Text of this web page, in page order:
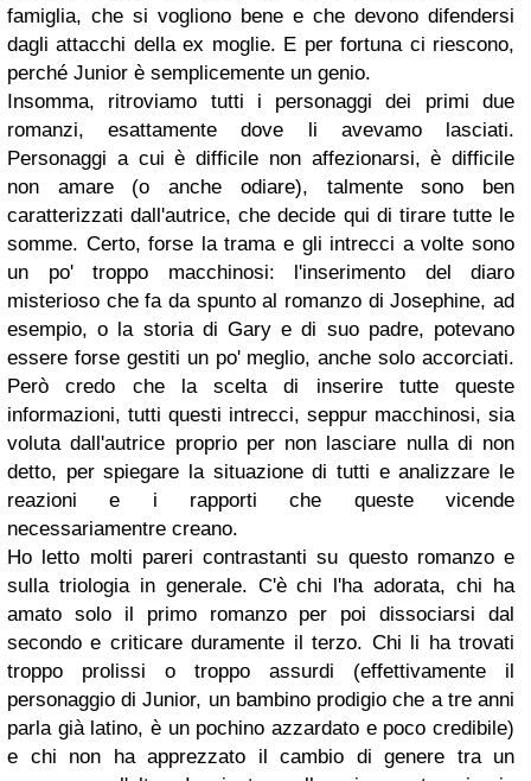
famiglia, che si vogliono bene e che devono difendersi
dagli attacchi della ex moglie. E per fortuna ci riescono,
perché Junior è semplicemente un genio.
Insomma, ritroviamo tutti i personaggi dei primi due
romanzi, esattamente dove li avevamo lasciati.
Personaggi a cui è difficile non affezionarsi, è difficile
non amare (o anche odiare), talmente sono ben
caratterizzati dall'autrice, che decide qui di tirare tutte le
somme. Certo, forse la trama e gli intrecci a volte sono
un po' troppo macchinosi: l'inserimento del diaro
misterioso che fa da spunto al romanzo di Josephine, ad
esempio, o la storia di Gary e di suo padre, potevano
essere forse gestiti un po' meglio, anche solo accorciati.
Però credo che la scelta di inserire tutte queste
informazioni, tutti questi intrecci, seppur macchinosi, sia
voluta dall'autrice proprio per non lasciare nulla di non
detto, per spiegare la situazione di tutti e analizzare le
reazioni e i rapporti che queste vicende
necessariamentre creano.
Ho letto molti pareri contrastanti su questo romanzo e
sulla triologia in generale. C'è chi l'ha adorata, chi ha
amato solo il primo romanzo per poi dissociarsi dal
secondo e criticare duramente il terzo. Chi li ha trovati
troppo prolissi o troppo assurdi (effettivamente il
personaggio di Junior, un bambino prodigio che a tre anni
parla già latino, è un pochino azzardato e poco credibile)
e chi non ha apprezzato il cambio di genere tra un